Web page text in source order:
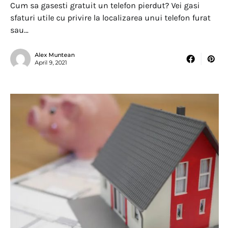
Cum sa gasesti gratuit un telefon pierdut? Vei gasi
sfaturi utile cu privire la localizarea unui telefon furat
sau…
Alex Muntean
April 9, 2021